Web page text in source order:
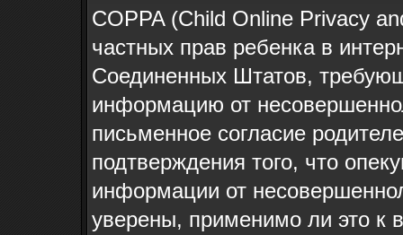
COPPA (Child Online Privacy
частных прав ребенка в
Соединенных Штатов,
информацию от
письменное согласие
подтверждения того, что
информации от
уверены, применимо ли это к